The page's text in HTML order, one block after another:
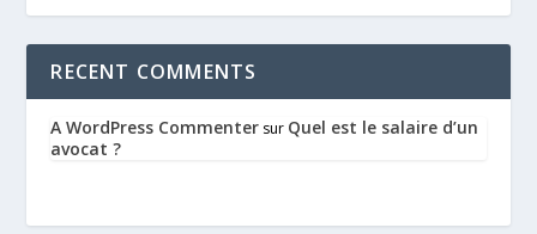
RECENT COMMENTS
A WordPress Commenter sur Quel est le salaire d’un
avocat ?